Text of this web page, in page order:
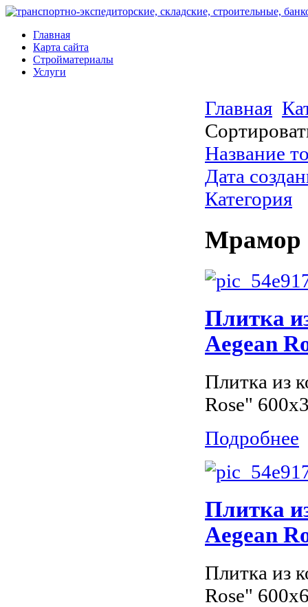
Главная
Карта сайта
Стройматериалы
Услуги
Главная
Название
Дата
Категория
Мрамор
Плитка
Aegean
Плитка из
Rose"
Подробнее
Плитка
Aegean
Плитка из
Rose"